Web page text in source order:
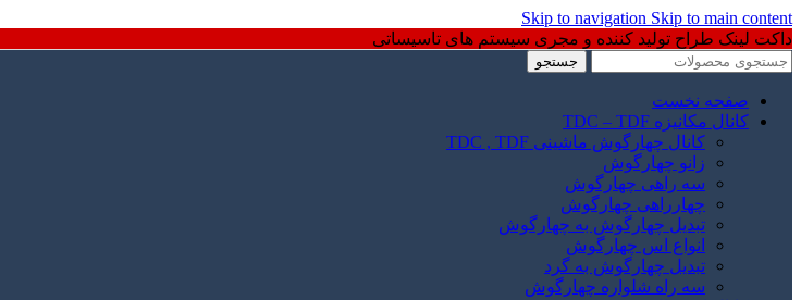
Skip to navigation Skip to main content
داکت لینک طراح تولید کننده و مجری سیستم های تاسیساتی
جستجو
صفحه نخست
کانال مکانیزه TDC – TDF
کانال چهارگوش ماشینی TDC , TDF
زانو چهارگوش
سه راهی چهارگوش
چهارراهی چهارگوش
تبدیل چهارگوش به چهارگوش
انواع اس چهارگوش
تبدیل چهارگوش به گرد
سه راه شلواره چهارگوش